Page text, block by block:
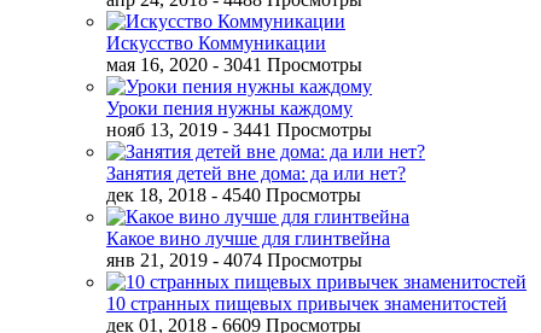
Искусство Коммуникации
мая 16, 2020 - 3041 Просмотры
Уроки пения нужны каждому
нояб 13, 2019 - 3441 Просмотры
Занятия детей вне дома: да или нет?
дек 18, 2018 - 4540 Просмотры
Какое вино лучше для глинтвейна
янв 21, 2019 - 4074 Просмотры
10 странных пищевых привычек знаменитостей
дек 01, 2018 - 6609 Просмотры